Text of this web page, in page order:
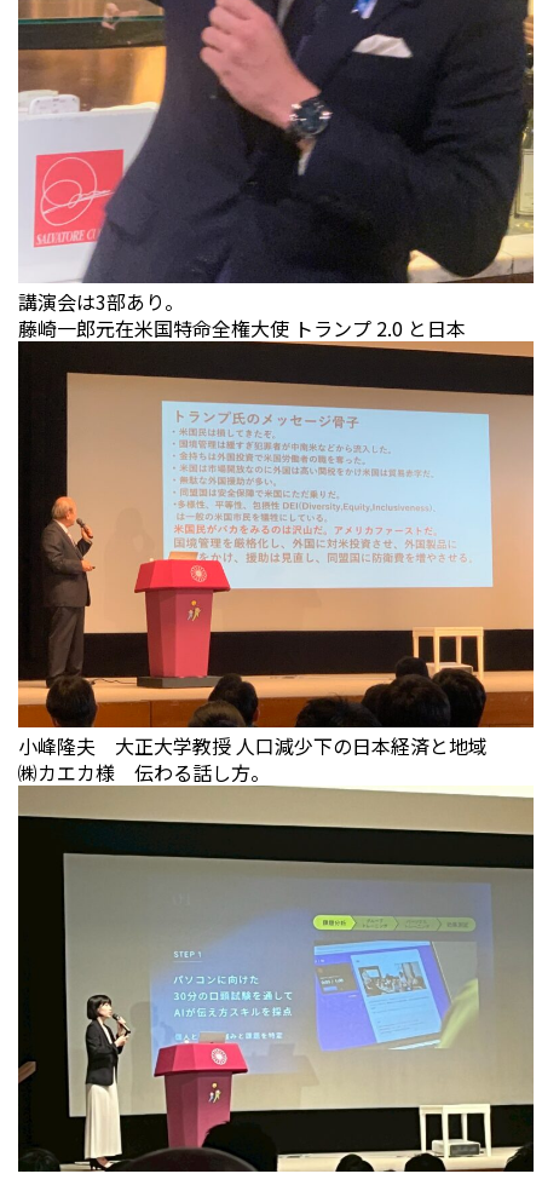
講演会は3部あり。
藤崎一郎元在米国特命全権大使 トランプ 2.0 と日本
小峰隆夫 大正大学教授 人口減少下の日本経済と地域
㈱カエカ様 伝わる話し方。